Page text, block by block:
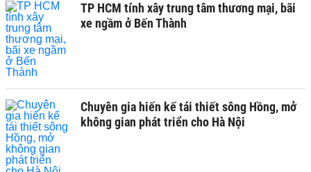
TP HCM tính xây trung tâm thương mại, bãi
xe ngầm ở Bến Thành
Chuyên gia hiến kế tái thiết sông Hồng, mở
không gian phát triển cho Hà Nội